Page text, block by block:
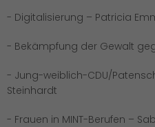
- Digitalisierung – Patricia
- Bekämpfung der Gewalt
- Jung-weiblich-CDU/
Steinhardt
- Frauen in MINT-Berufen –